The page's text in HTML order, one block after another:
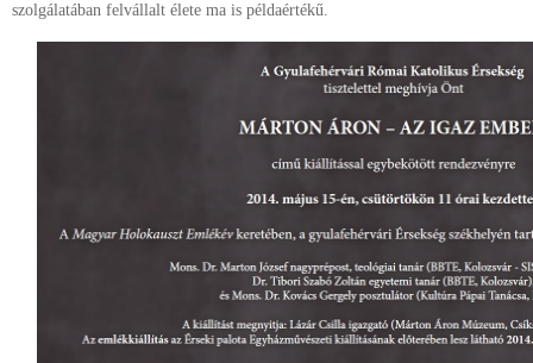
szolgálatában felvállalt élete ma is példaértékű.